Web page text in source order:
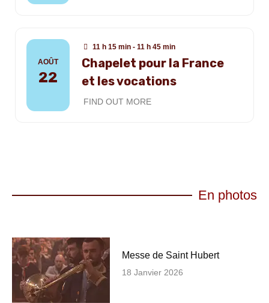
AOÛT
22
11 h 15 min - 11 h 45 min
Chapelet pour la France
et les vocations
FIND OUT MORE
En photos
Messe de Saint Hubert
18 Janvier 2026